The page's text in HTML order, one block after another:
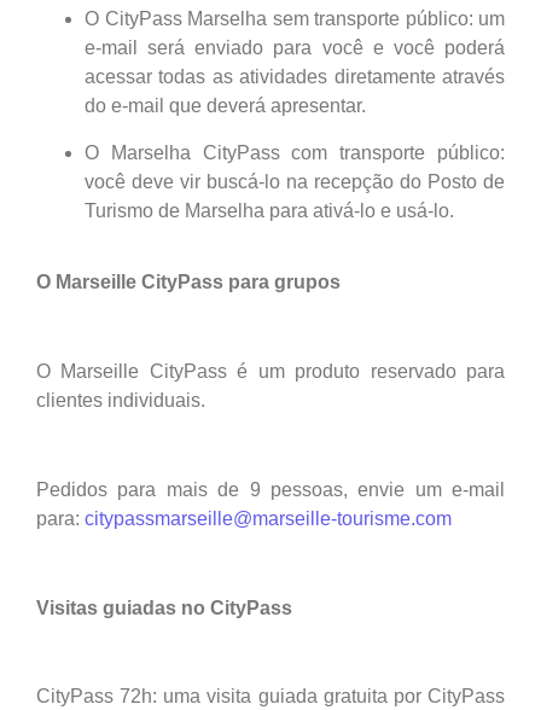
O CityPass Marselha sem transporte público: um
e-mail será enviado para você e você poderá
acessar todas as atividades diretamente através
do e-mail que deverá apresentar.
O Marselha CityPass com transporte público:
você deve vir buscá-lo na recepção do Posto de
Turismo de Marselha para ativá-lo e usá-lo.
O Marseille CityPass para grupos
O Marseille CityPass é um produto reservado para
clientes individuais.
Pedidos para mais de 9 pessoas, envie um e-mail
para: citypassmarseille@marseille-tourisme.com
Visitas guiadas no CityPass
CityPass 72h: uma visita guiada gratuita por CityPass